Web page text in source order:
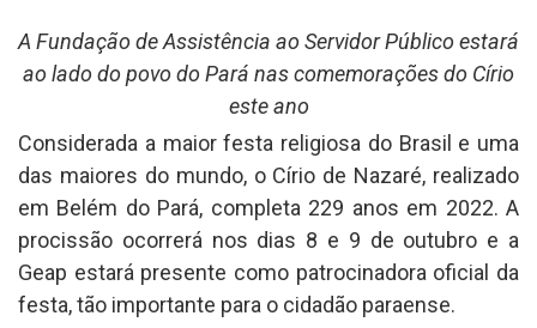
A Fundação de Assistência ao Servidor Público estará
ao lado do povo do Pará nas comemorações do Círio
este ano
Considerada a maior festa religiosa do Brasil e uma
das maiores do mundo, o Círio de Nazaré, realizado
em Belém do Pará, completa 229 anos em 2022. A
procissão ocorrerá nos dias 8 e 9 de outubro e a
Geap estará presente como patrocinadora oficial da
festa, tão importante para o cidadão paraense.